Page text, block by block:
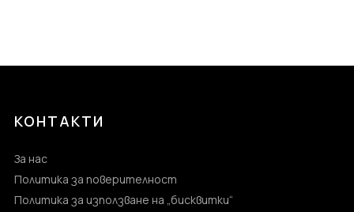
КОНТАКТИ
За нас
Политика за поверителност
Политика за използване на „бисквитки“